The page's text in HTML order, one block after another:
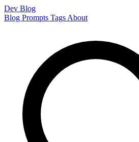
Dev Blog
Blog Prompts Tags About